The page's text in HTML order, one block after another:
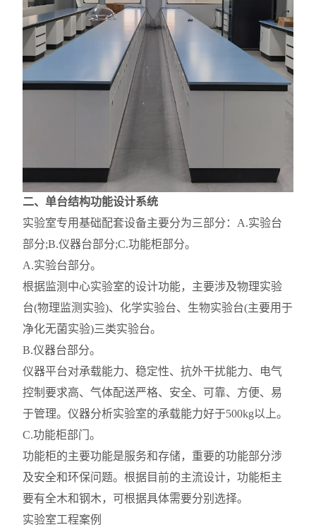
二、单台结构功能设计系统
实验室专用基础配套设备主要分为三部分：A.实验台
部分;B.仪器台部分;C.功能柜部分。
A.实验台部分。
根据监测中心实验室的设计功能，主要涉及物理实验
台(物理监测实验)、化学实验台、生物实验台(主要用于
净化无菌实验)三类实验台。
B.仪器台部分。
仪器平台对承载能力、稳定性、抗外干扰能力、电气
控制要求高、气体配送严格、安全、可靠、方便、易
于管理。仪器分析实验室的承载能力好于500kg以上。
C.功能柜部门。
功能柜的主要功能是服务和存储，重要的功能部分涉
及安全和环保问题。根据目前的主流设计，功能柜主
要有全木和钢木，可根据具体需要分别选择。
实验室工程案例